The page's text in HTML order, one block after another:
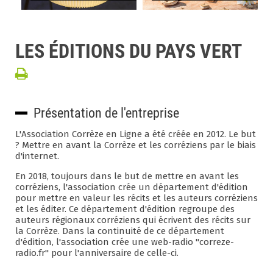
LES ÉDITIONS DU PAYS VERT
Présentation de l'entreprise
L'Association Corrèze en Ligne a été créée en 2012. Le but
? Mettre en avant la Corrèze et les corréziens par le biais
d'internet.
En 2018, toujours dans le but de mettre en avant les
corréziens, l'association crée un département d'édition
pour mettre en valeur les récits et les auteurs corréziens
et les éditer. Ce département d'édition regroupe des
auteurs régionaux corréziens qui écrivent des récits sur
la Corrèze. Dans la continuité de ce département
d'édition, l'association crée une web-radio "correze-
radio.fr" pour l'anniversaire de celle-ci.